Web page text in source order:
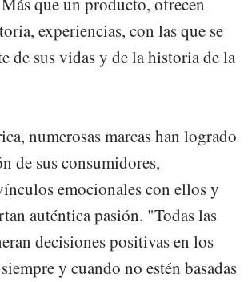
experiencias, con las que se
de sus vidas y de la historia de la
numerosas marcas han logrado
de sus consumidores,
emocionales con ellos y
auténtica pasión. "Todas las
decisiones positivas en los
y cuando no estén basadas